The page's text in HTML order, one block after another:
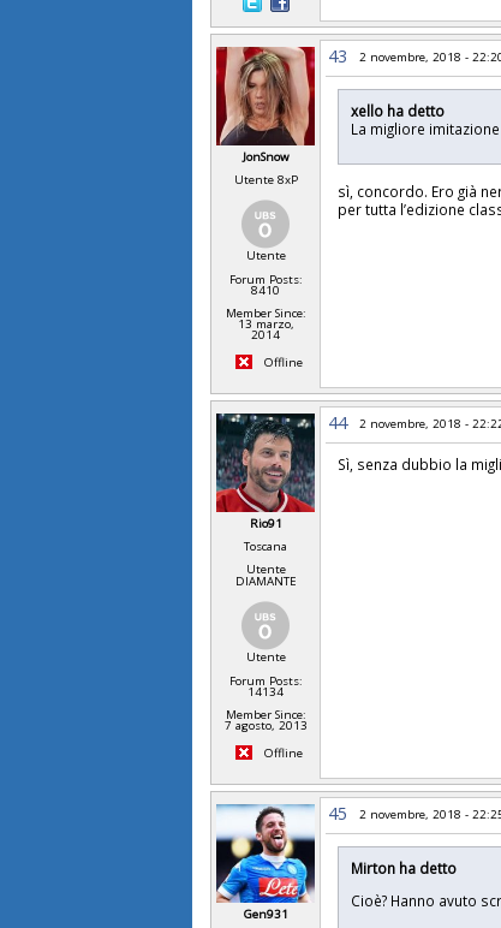
JonSnow
Utente 8xP
Utente
Forum Posts:
8410
Member Since:
13 marzo,
2014
Offline
43 2 novembre, 2018 -
xello ha detto
La migliore
sì, concordo. Ero già
per tutta l’edizione
Rio91
Toscana
Utente
DIAMANTE
Utente
Forum Posts:
14134
Member Since:
7 agosto, 2013
Offline
44 2 novembre, 2018 -
Sì, senza dubbio la
Gen931
45 2 novembre, 2018 -
Mirton ha detto
Cioè? Hanno avuto